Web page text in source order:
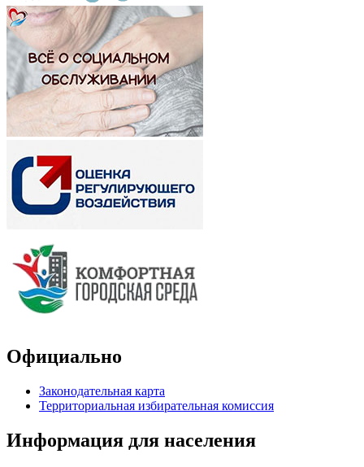
Официально
Законодательная карта
Территориальная избирательная комиссия
Информация для населения